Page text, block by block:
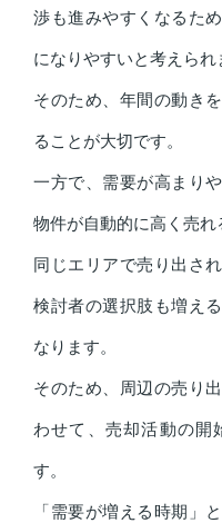
渉も進みやすくなるた
になりやすいと考えられ
そのため、年間の動き
ることが大切です。
一方で、需要が高まり
物件が自動的に高く売れ
同じエリアで売り出さ
検討者の選択肢も増え
なります。
そのため、周辺の売り
わせて、売却活動の開
す。
「需要が増える時期」